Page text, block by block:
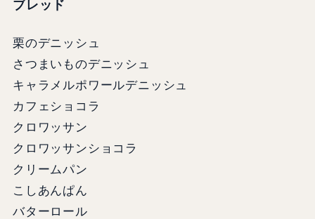
ブレッド
栗のデニッシュ
さつまいものデニッシュ
キャラメルポワールデニッシュ
カフェショコラ
クロワッサン
クロワッサンショコラ
クリームパン
こしあんぱん
バターロール